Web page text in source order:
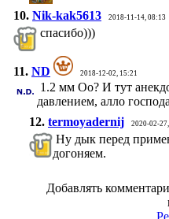
10. Nik-kak5613 2018-11-14, 08:13
спасибо)))
11. ND 2018-12-02, 15:21
1.2 мм Оо? И тут
давлением, алло
12. termoyadernij 2020-02-
Ну дык перед
догоняем.
Добавлять